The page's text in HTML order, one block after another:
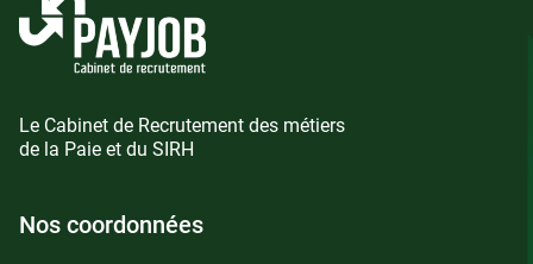
Le Cabinet de Recrutement des métiers
de la Paie et du SIRH
Nos coordonnées